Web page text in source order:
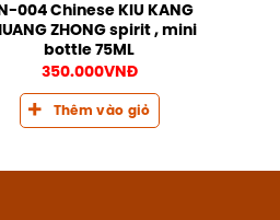
004 Chinese KIU KANG
ZHONG spirit , mini
bottle 75ML
350.000VNĐ
Thêm vào giỏ